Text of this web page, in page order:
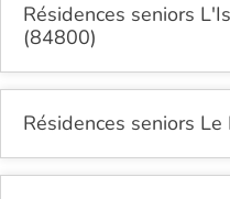
Résidences seniors
(84800)
Résidences seniors